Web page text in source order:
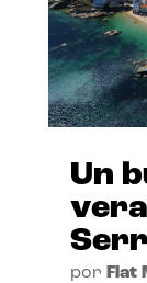
Un
por Flat